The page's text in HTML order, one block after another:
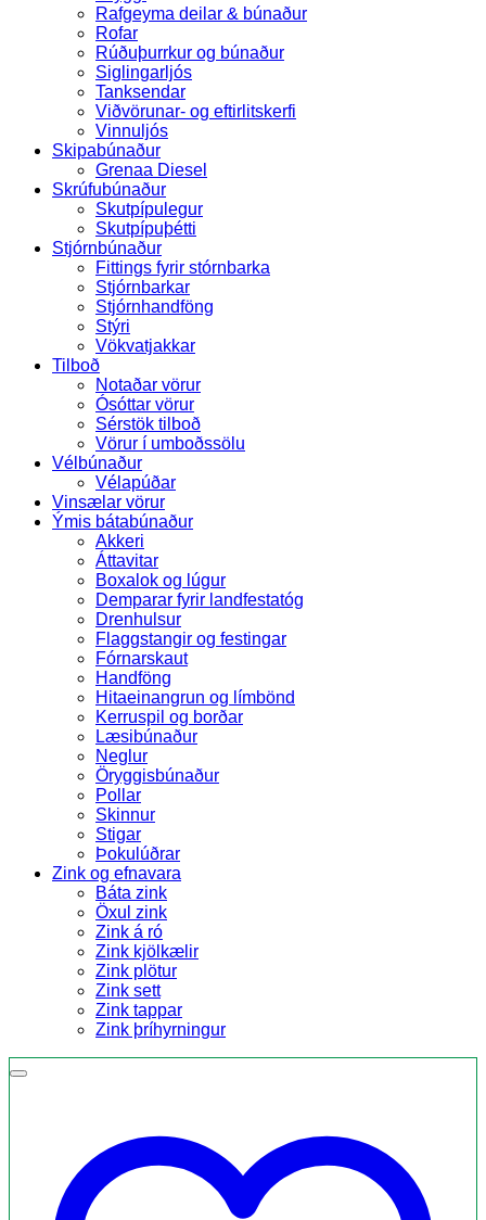
Rafgeyma deilar & búnaður
Rofar
Rúðuþurrkur og búnaður
Siglingarljós
Tanksendar
Viðvörunar- og eftirlitskerfi
Vinnuljós
Skipabúnaður
Grenaa Diesel
Skrúfubúnaður
Skutpípulegur
Skutpípuþétti
Stjórnbúnaður
Fittings fyrir stórnbarka
Stjórnbarkar
Stjórnhandföng
Stýri
Vökvatjakkar
Tilboð
Notaðar vörur
Ósóttar vörur
Sérstök tilboð
Vörur í umboðssölu
Vélbúnaður
Vélapúðar
Vinsælar vörur
Ýmis bátabúnaður
Akkeri
Áttavitar
Boxalok og lúgur
Demparar fyrir landfestatóg
Drenhulsur
Flaggstangir og festingar
Fórnarskaut
Handföng
Hitaeinangrun og límbönd
Kerruspil og borðar
Læsibúnaður
Neglur
Öryggisbúnaður
Pollar
Skinnur
Stigar
Þokulúðrar
Zink og efnavara
Báta zink
Öxul zink
Zink á ró
Zink kjölkælir
Zink plötur
Zink sett
Zink tappar
Zink þríhyrningur